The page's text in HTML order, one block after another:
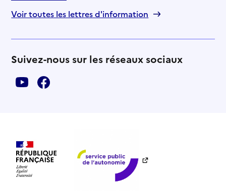
Voir toutes les lettres d'information
Suivez-nous sur les réseaux sociaux